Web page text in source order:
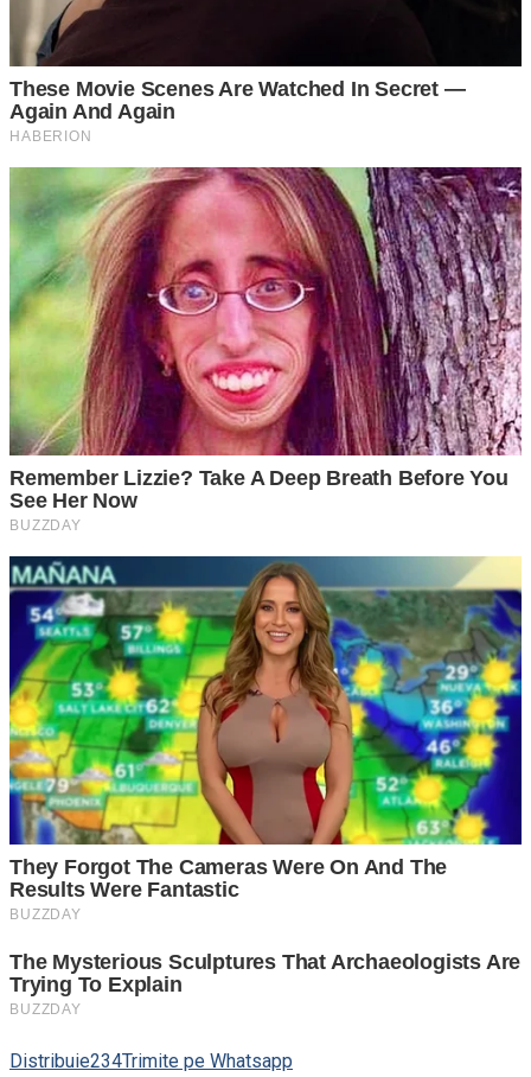
Distribuie234Trimite pe Whatsapp